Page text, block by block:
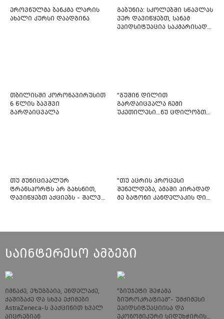
ეროვნულმა ბანკმა ლარის
ახალი კურსი დაადგინა
გაბუნია: სკოლებში სწავლას
ვერ დავიწყებთ, სანამ
ეპიდსიტუაცია საკმარისად
თბილისში კორონავირუსით
6 წლის ბავშვი
გარდაიცვალა
“გუშინ დილით
გარდაიცვალა ჩემი
უკეთილესი…ნუ ცდილობთ
თუ მუნიციპალურ
ტრანსპორტს არ გახსნით,
დავიწყებთ აქციებს - შალვა
"თუ აცრის პროცესი
შენელდება, ამაში პირადად
მე ბატონი კანდელაკის დიდ
საინტერესო ამბები
იმნაძე, ეზუგბაია, ენდელაძე,
ქაშიბაძე და სხვა ექიმები
AstraZeneca-ს ვაქცინით ხვალ
აიცრებიან
"ბიუჯეტი შეჭამა
ბიუროკრატიამ"- უმძიმესი
ეპიდსიტუაციისა და
ეკონომიკური სიდუხჭირის